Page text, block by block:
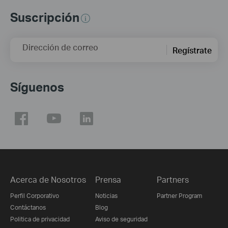
Suscripción
Dirección de correo Regístrate
Síguenos
Acerca de Nosotros
Perfil Corporativo
Contáctanos
Politica de privacidad
Prensa
Noticias
Blog
Aviso de seguridad
Partners
Partner Program